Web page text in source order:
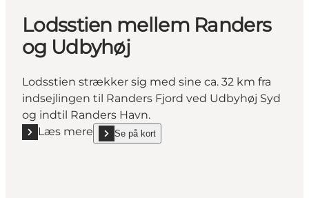
Lodsstien mellem Randers
og Udbyhøj
Lodsstien strækker sig med sine ca. 32 km fra
indsejlingen til Randers Fjord ved Udbyhøj Syd
og indtil Randers Havn.
Læs mere
Læs mere "Lodsstien mellem Randers og Udbyhøj"
Se på kort
show Lodsstien mellem Randers og Udbyhøj